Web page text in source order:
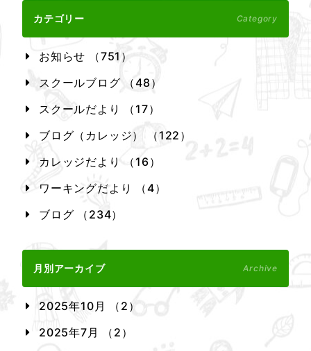
カテゴリー Category
お知らせ （751）
スクールブログ （48）
スクールだより （17）
ブログ（カレッジ） （122）
カレッジだより （16）
ワーキングだより （4）
ブログ （234）
月別アーカイブ Archive
2025年10月 （2）
2025年7月 （2）